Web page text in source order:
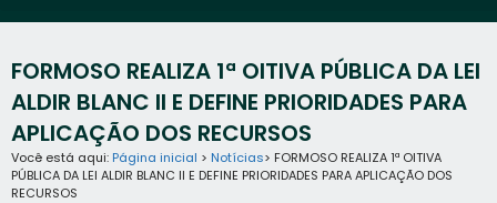
FORMOSO REALIZA 1ª OITIVA PÚBLICA DA LEI
ALDIR BLANC II E DEFINE PRIORIDADES PARA
APLICAÇÃO DOS RECURSOS
Você está aqui: Página inicial > Notícias> FORMOSO REALIZA 1ª OITIVA
PÚBLICA DA LEI ALDIR BLANC II E DEFINE PRIORIDADES PARA APLICAÇÃO DOS
RECURSOS